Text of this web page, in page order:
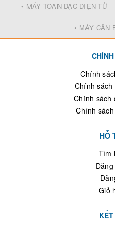
• MÁY TOÀN ĐẠC ĐIỆN TỬ
• MÁY CÂN
Chính
Chính sách
Chính sách
Chính
HỖ
Tìm
Đăng
Giỏ